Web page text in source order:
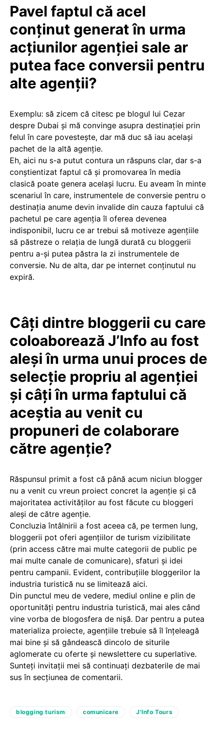
Pavel faptul că acel
conținut generat în urma
acțiunilor agenției sale ar
putea face conversii pentru
alte agenții?
Exemplu: să zicem că citesc pe blogul lui Cezar
despre Dubai și mă convinge asupra destinației prin
felul în care povestește, dar mă duc să iau același
pachet de la altă agenție.
Eh, aici nu s-a putut contura un răspuns clar, dar s-a
conștientizat faptul că și promovarea în media
clasică poate genera același lucru. Eu aveam în minte
scenariul în care, instrumentele de conversie pentru o
destinația anume devin invalide din cauza faptului că
pachetul pe care agenția îl oferea devenea
indisponibil, lucru ce ar trebui să motiveze agențiile
să păstreze o relația de lungă durată cu bloggerii
pentru a-și putea păstra la zi instrumentele de
conversie. Nu de alta, dar pe internet conținutul nu
expiră.
Câți dintre bloggerii cu care
coloaborează J’Info au fost
aleși în urma unui proces de
selecție propriu al agenției
și câți în urma faptului că
aceștia au venit cu
propuneri de colaborare
către agenție?
Răspunsul primit a fost că până acum niciun blogger
nu a venit cu vreun proiect concret la agenție și că
majoritatea activităților au fost făcute cu bloggeri
aleși de către agenție.
Concluzia întâlnirii a fost aceea că, pe termen lung,
bloggerii pot oferi agențiilor de turism vizibilitate
(prin access către mai multe categorii de public pe
mai multe canale de comunicare), sfaturi și idei
pentru campanii. Evident, contribuțiile bloggerilor la
industria turistică nu se limitează aici.
Din punctul meu de vedere, mediul online e plin de
oportunități pentru industria turistică, mai ales când
vine vorba de blogosfera de nișă. Dar pentru a putea
materializa proiecte, agențiile trebuie să îl înțeleagă
mai bine și să gândească dincolo de siturile
aglomerate cu oferte și newslettere cu superlative.
Sunteți invitații mei să continuați dezbaterile de mai
sus în secțiunea de comentarii.
blogging turism comunicare J'Info Tours